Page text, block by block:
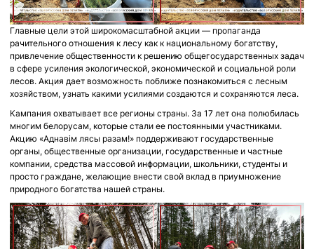
Главные цели этой широкомасштабной акции — пропаганда
рачительного отношения к лесу как к национальному богатству,
привлечение общественности к решению общегосударственных задач
в сфере усиления экологической, экономической и социальной роли
лесов. Акция дает возможность поближе познакомиться с лесным
хозяйством, узнать какими усилиями создаются и сохраняются леса.
Кампания охватывает все регионы страны. За 17 лет она полюбилась
многим белорусам, которые стали ее постоянными участниками.
Акцию «Аднавiм лясы разам!» поддерживают государственные
органы, общественные организации, государственные и частные
компании, средства массовой информации, школьники, студенты и
просто граждане, желающие внести свой вклад в приумножение
природного богатства нашей страны.